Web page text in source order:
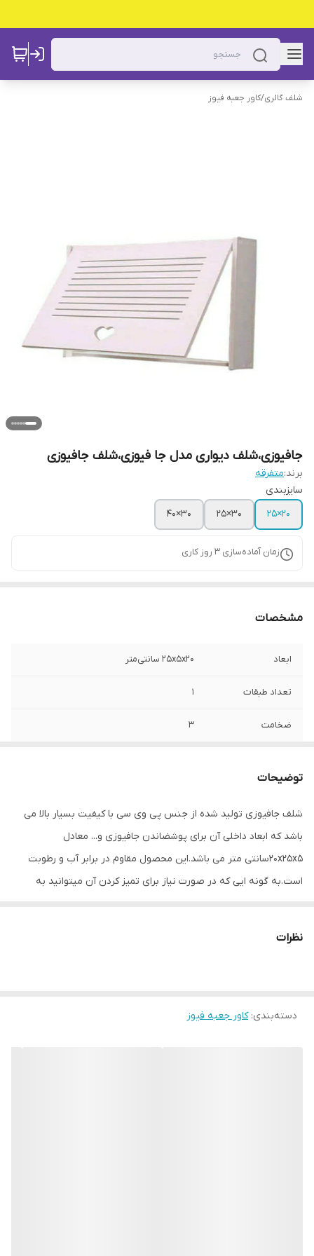
شلف گالری/کاور جعبه فیوز
جافیوزی،شلف دیواری مدل جا فیوزی،شلف جافیوزی
برند:متفرقه
سایزبندی
۲۰×۲۵
۳۰×۲۵ ۳۰×۴۰
زمان آماده‌سازی 3 روز کاری
مشخصات
ابعاد 25x5x20 سانتی‌متر
تعداد طبقات 1
ضخامت 3
رنگ سفید
توضیحات
شلف جافیوزی تولید شده از جنس پی وی سی با کیفیت بسیار بالا می
باشد که ابعاد داخلی آن برای پوشضاندن جافیوزی و... معادل
20x25x5سانتی متر می باشد.این محصول مقاوم در برابر آب و رطوبت
است.به گونه ایی که در صورت نیاز برای تمیز کردن آن میتوانید به
نظرات
دسته‌بندی:کاور جعبه فیوز